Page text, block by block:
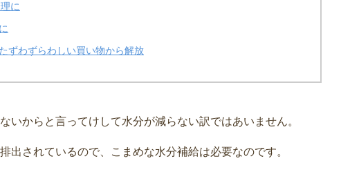
に
ずわずらわしい買い物から解放
いからと言ってけして水分が減らない訳ではあいません。
出されているので、こまめな水分補給は必要なのです。